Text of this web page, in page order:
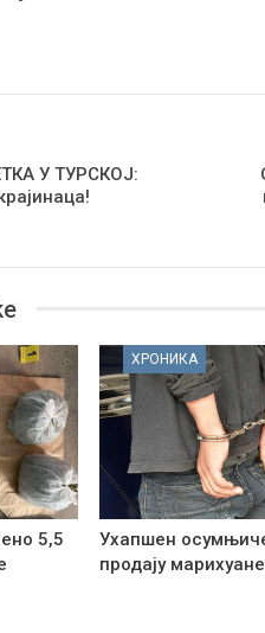
У ТУРСКОЈ:
5,5
ХРОНИКА
Ухапшен
продају марихуане